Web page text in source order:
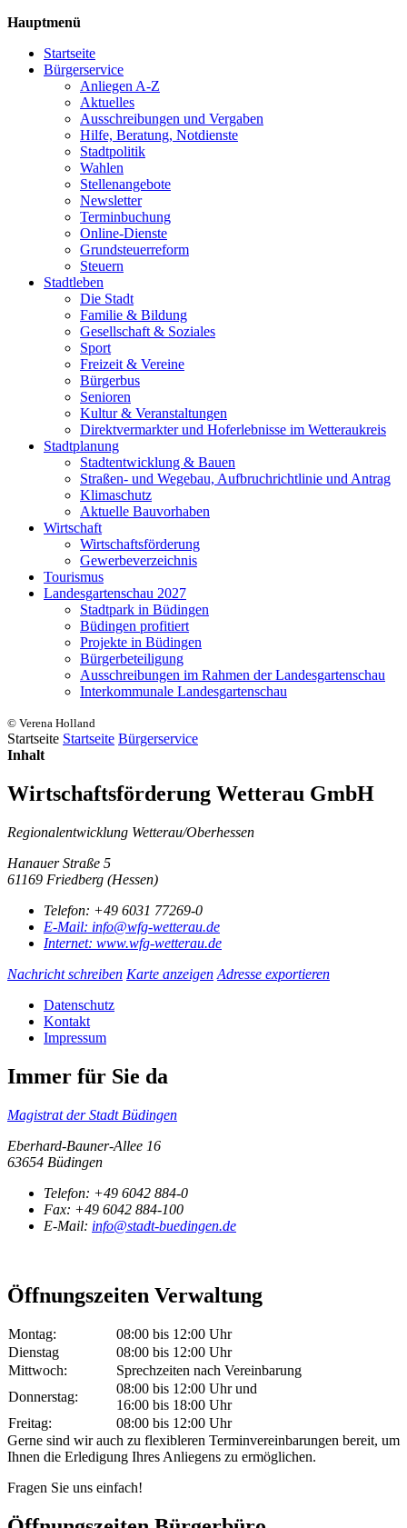
Hauptmenü
Startseite
Bürgerservice
Anliegen A-Z
Aktuelles
Ausschreibungen und Vergaben
Hilfe, Beratung, Notdienste
Stadtpolitik
Wahlen
Stellenangebote
Newsletter
Terminbuchung
Online-Dienste
Grundsteuerreform
Steuern
Stadtleben
Die Stadt
Familie & Bildung
Gesellschaft & Soziales
Sport
Freizeit & Vereine
Bürgerbus
Senioren
Kultur & Veranstaltungen
Direktvermarkter und Hoferlebnisse im Wetteraukreis
Stadtplanung
Stadtentwicklung & Bauen
Straßen- und Wegebau, Aufbruchrichtlinie und Antrag
Klimaschutz
Aktuelle Bauvorhaben
Wirtschaft
Wirtschaftsförderung
Gewerbeverzeichnis
Tourismus
Landesgartenschau 2027
Stadtpark in Büdingen
Büdingen profitiert
Projekte in Büdingen
Bürgerbeteiligung
Ausschreibungen im Rahmen der Landesgartenschau
Interkommunale Landesgartenschau
© Verena Holland
Startseite Startseite Bürgerservice
Inhalt
Wirtschaftsförderung Wetterau GmbH
Regionalentwicklung Wetterau/Oberhessen
Hanauer Straße 5
61169 Friedberg (Hessen)
Telefon: +49 6031 77269-0
E-Mail: info@wfg-wetterau.de
Internet: www.wfg-wetterau.de
Nachricht schreiben Karte anzeigen Adresse exportieren
Datenschutz
Kontakt
Impressum
Immer für Sie da
Magistrat der Stadt Büdingen
Eberhard-Bauner-Allee 16
63654 Büdingen
Telefon: +49 6042 884-0
Fax: +49 6042 884-100
E-Mail: info@stadt-buedingen.de
Öffnungszeiten Verwaltung
Montag:
08:00 bis 12:00 Uhr
Dienstag
08:00 bis 12:00 Uhr
Mittwoch:
Sprechzeiten nach Vereinbarung
Donnerstag:
08:00 bis 12:00 Uhr und
16:00 bis 18:00 Uhr
Freitag:
08:00 bis 12:00 Uhr
Gerne sind wir auch zu flexibleren Terminvereinbarungen bereit, um
Ihnen die Erledigung Ihres Anliegens zu ermöglichen.
Fragen Sie uns einfach!